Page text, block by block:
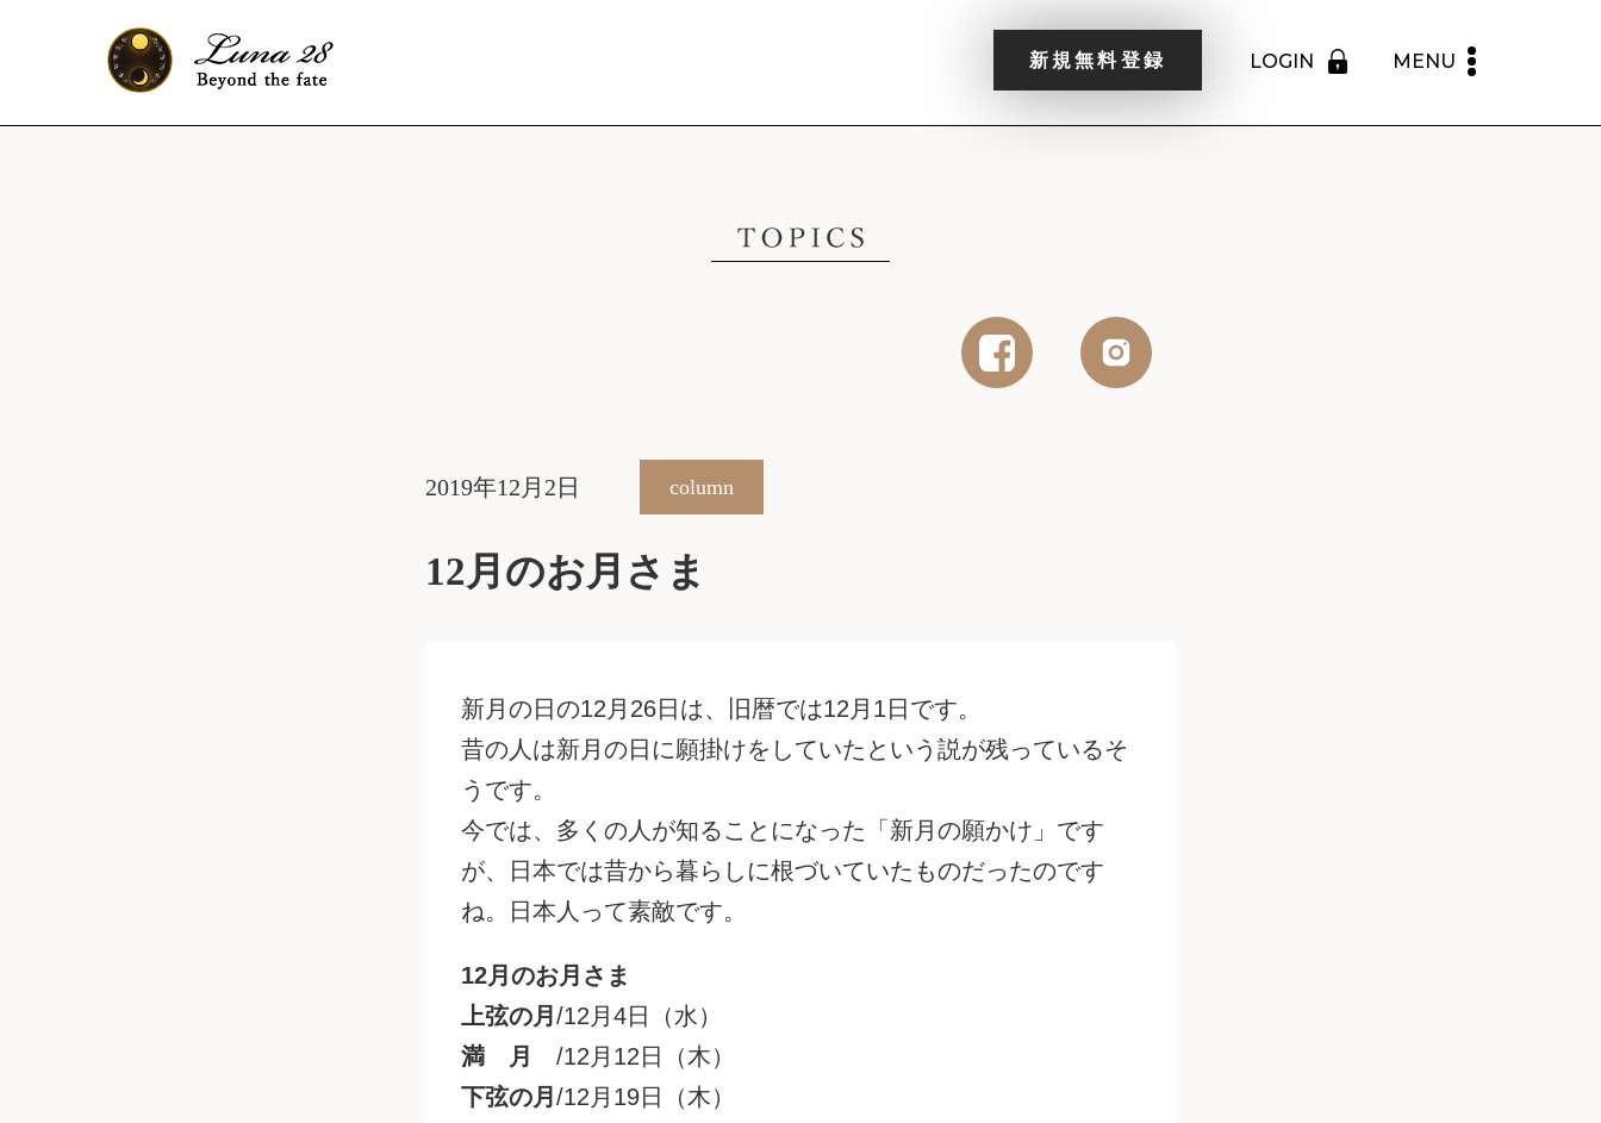
新規無料登録 LOGIN MENU
2019年12月2日 column
12月のお月さま
新月の日の12月26日は、旧暦では12月1日です。
昔の人は新月の日に願掛けをしていたという説が残っているそ
うです。
今では、多くの人が知ることになった「新月の願かけ」です
が、日本では昔から暮らしに根づいていたものだったのです
ね。日本人って素敵です。
12月のお月さま
上弦の月 /12月4日（水）
満 月
/12月12日（木）
下弦の月 /12月19日（木）